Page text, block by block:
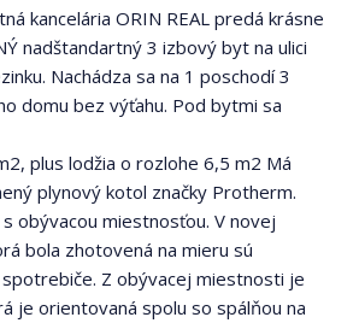
kancelária ORIN REAL predá krásne
nadštandartný 3 izbový byt na ulici
Nachádza sa na 1 poschodí 3
domu bez výťahu. Pod bytmi sa
plus lodžia o rozlohe 6,5 m2 Má
plynový kotol značky Protherm.
obývacou miestnosťou. V novej
bola zhotovená na mieru sú
Z obývacej miestnosti je
je orientovaná spolu so spálňou na